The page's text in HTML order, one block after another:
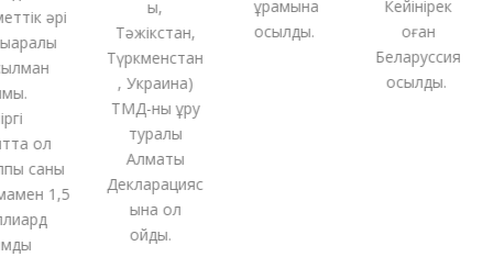
әрі
ол
саны
1,5
ы,
Тәжікстан,
Түркменстан
Украина)
ТМД-нықұру
туралы
Алматы
Декларацияс
ына қол
қойды.
құрамына
қосылды.
Кейінірек
оған
Беларуссия
қосылды.